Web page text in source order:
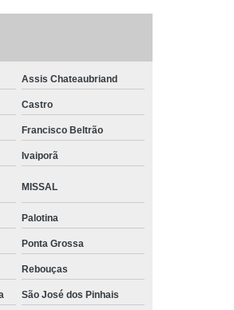
Pintar Armário de Aço
Aço Galvanizado
Aço para Grades
em Aço
Tubos Quadrados de Aço
Viga Aço Galvanizado
H
Viga U Aço
Metálica
Assis Chateaubriand
Castro
Francisco Beltrão
Ivaiporã
MISSAL
Palotina
Ponta Grossa
Rebouças
São José dos Pinhais